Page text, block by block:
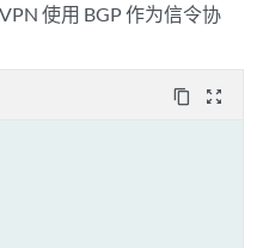
使用 BGP 作为信令协
content_copy zoom_out_map